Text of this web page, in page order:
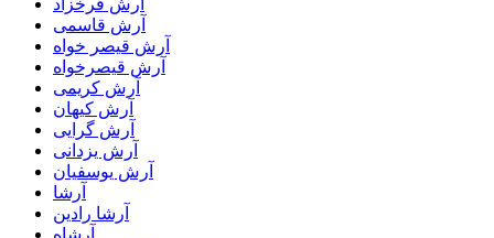
آرش قاسمی
آرش قیصر خواه
آرش قیصرخواه
آرش کریمی
آرش کیهان
آرش گرایی
آرش یزدانی
آرش یوسفیان
آرشا
آرشا رادین
آرشاه